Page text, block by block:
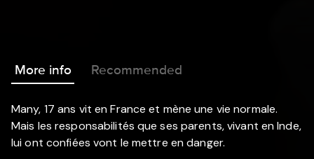
More info Recommended
Many, 17 ans vit en France et mène une vie normale.
Mais les responsabilités que ses parents, vivant en Inde,
lui ont confiées vont le mettre en danger.